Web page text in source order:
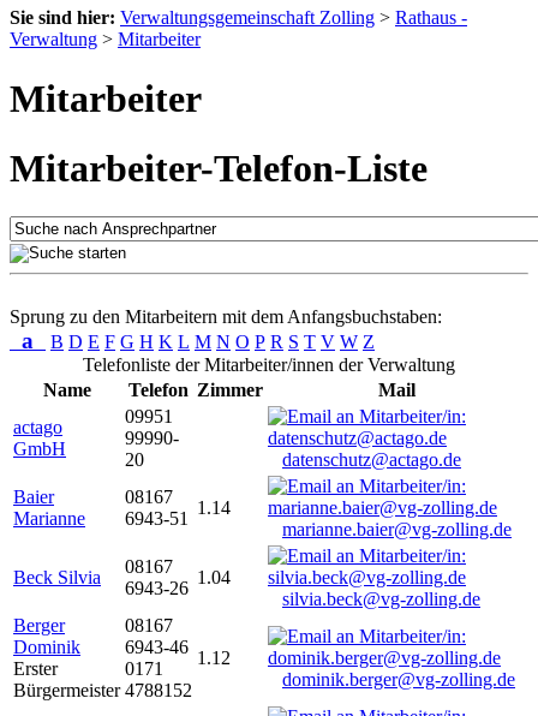
Sie sind hier: Verwaltungsgemeinschaft Zolling > Rathaus -
Verwaltung > Mitarbeiter
Mitarbeiter
Mitarbeiter-Telefon-Liste
Sprung zu den Mitarbeitern mit dem Anfangsbuchstaben:
a B D E F G H K L M N O P R S T V W Z
Telefonliste der Mitarbeiter/innen der Verwaltung
Name
Telefon Zimmer
Mail
actago
GmbH
09951
99990-
20
datenschutz@actago.de
Baier
Marianne
08167
6943-51
1.14
marianne.baier@vg-zolling.de
Beck Silvia
08167
6943-26
1.04
silvia.beck@vg-zolling.de
Berger
Dominik
Erster
Bürgermeister
08167
6943-46
0171
4788152
1.12
dominik.berger@vg-zolling.de